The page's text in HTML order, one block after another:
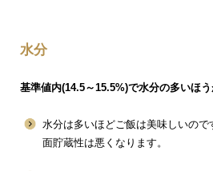
水分
基準値内(14.5～15.5%)で水分の多いほ
水分は多いほどご飯は美味しいので
面貯蔵性は悪くなります。